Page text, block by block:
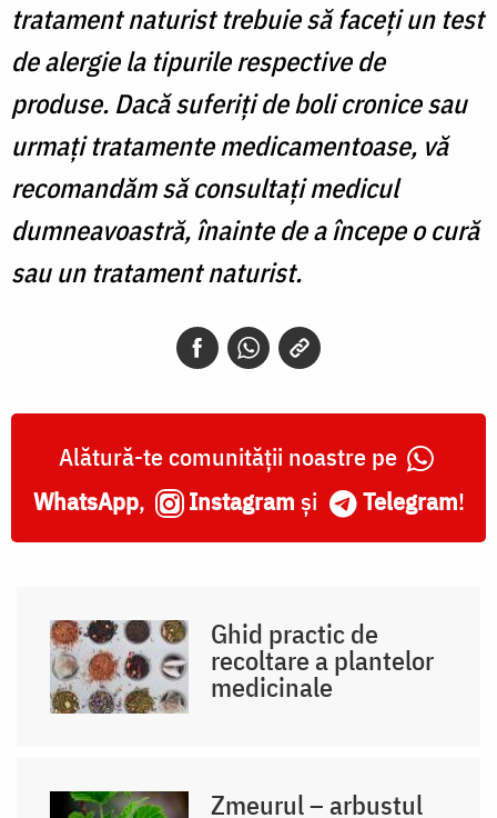
tratament naturist trebuie să faceți un test
de alergie la tipurile respective de
produse. Dacă suferiți de boli cronice sau
urmați tratamente medicamentoase, vă
recomandăm să consultați medicul
dumneavoastră, înainte de a începe o cură
sau un tratament naturist.
Alătură-te comunității noastre pe
WhatsApp, Instagram și Telegram!
Ghid practic de
recoltare a plantelor
medicinale
Zmeurul – arbustul